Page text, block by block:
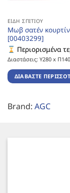
ΕΊΔΗ ΣΠΙΤΙΟΎ
Μωβ σατέν
[00403299]
Περιορισμένα
Διαστάσεις: Υ280 x
ΔΙΑΒΆΣΤΕ
Brand: AGC